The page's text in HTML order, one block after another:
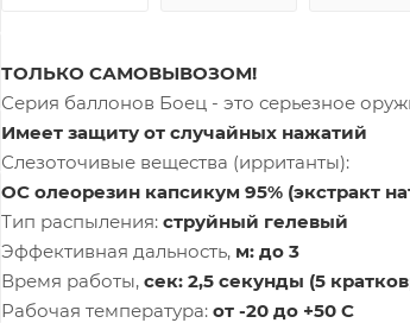
ТОЛЬКО САМОВЫВОЗОМ!
Серия баллонов Боец - это серьезное
Имеет защиту от случайных нажатий
Слезоточивые вещества (ирританты):
OC олеорезин капсикум 95% (экстракт
Тип распыления: струйный гелевый
Эффективная дальность, м: до 3
Время работы, сек: 2,5 секунды (5
Рабочая температура: от -20 до +50 С